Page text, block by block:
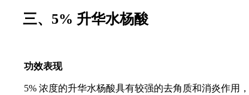
三、 5% 升华水杨酸
功效表现
5% 浓度的升华水杨酸具有较强的去角质和消炎作用